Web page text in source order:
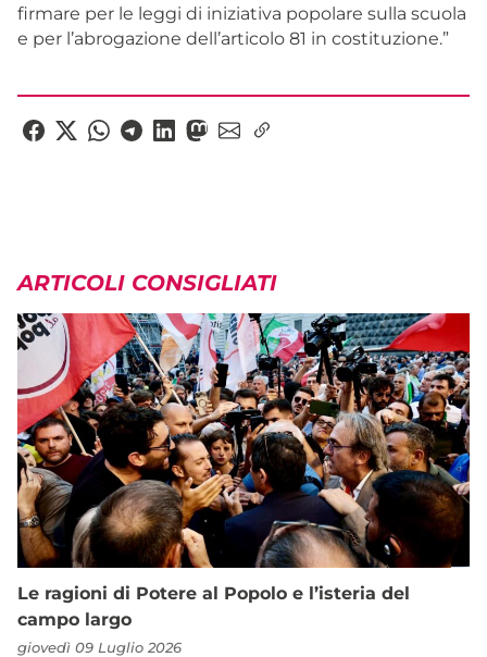
firmare per le leggi di iniziativa popolare sulla scuola
e per l’abrogazione dell’articolo 81 in costituzione.”
ARTICOLI CONSIGLIATI
Le ragioni di Potere al Popolo e l’isteria del
campo largo
giovedì 09 Luglio 2026